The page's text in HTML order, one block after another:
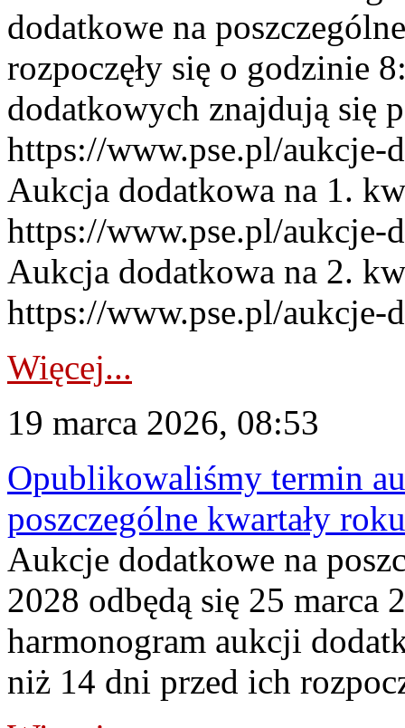
dodatkowe na
rozpoczęły się o godzinie
dodatkowych znajdują się
https://www.pse.pl/
Aukcja dodatkowa na 1.
https://www.pse.pl/
Aukcja dodatkowa na 2.
https://www.pse.pl/aukcje-
Więcej...
19 marca 2026, 08:53
Opublikowaliśmy termin
poszczególne kwartały
Aukcje dodatkowe na
2028 odbędą się 25 marca
harmonogram aukcji
niż 14 dni przed ich